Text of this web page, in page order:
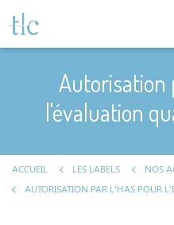
Autorisation
l'évaluation
ACCUEIL LES LABELS
NOS
AUTORISATION PAR L'HAS POUR